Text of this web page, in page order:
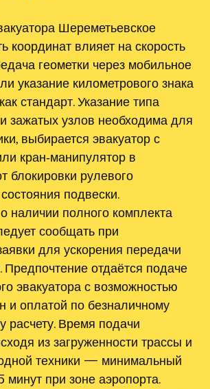
Шереметьевское
координат влияет на скорость
геометки через мобильное
указание километрового знака
стандарт. Указание типа
зажатых узлов необходима для
выбирается эвакуатор с
кран‑манипулятор в
блокировки рулевого
подвески.
полного комплекта
сообщать при
для ускорения передачи
Предпочтение отдаётся подаче
эвакуатора с возможностью
и оплатой по безналичному
расчету. Время подачи
из загруженности трассы и
техники — минимальный
минут при зоне аэропорта.